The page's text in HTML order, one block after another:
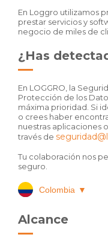
En Loggro utilizamos
prestar servicios y
negocio de miles de
¿Has
En LOGGRO, la
Protección de los
máxima prioridad. Si
o crees haber
nuestras aplicaciones
través de
Tu colaboración nos
seguro.
Colombia ▼
Alcance